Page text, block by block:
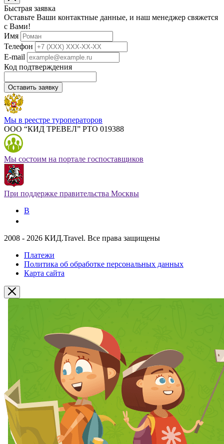
Быстрая заявка
Оставьте Ваши контактные данные, и наш менеджер свяжется
с Вами!
Имя
Телефон
E-mail
Код подтверждения
Оставить заявку
Мы в реестре туроператоров
ООО “КИД ТРЕВЕЛ” РТО 019388
Мы состоим на портале госпоставщиков
При поддержке правительства Москвы
В
2008 - 2026 КИД.Travel. Все права защищены
Платежи
Политика об обработке персональных данных
Карта сайта